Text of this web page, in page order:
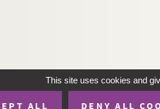
This site uses cookies and
ALL DENY ALL